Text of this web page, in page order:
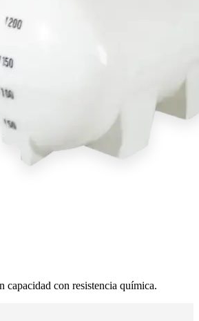
capacidad con resistencia química.